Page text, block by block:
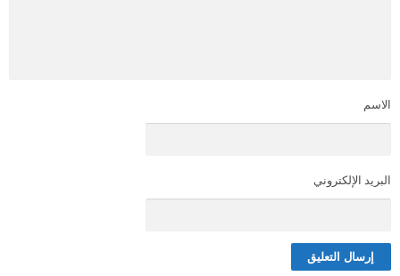
الاسم
البريد الإلكتروني